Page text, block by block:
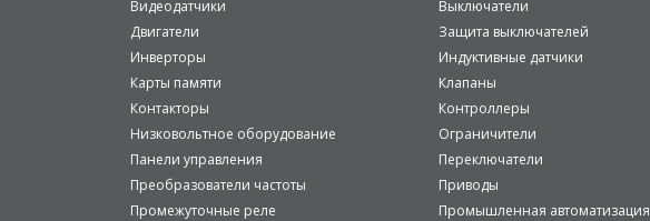
Видеодатчики
Выключатели
Двигатели
Защита выключателей
Инверторы
Индуктивные датчики
Карты памяти
Клапаны
Контакторы
Контроллеры
Низковольтное оборудование
Ограничители
Панели управления
Переключатели
Преобразователи частоты
Приводы
Промежуточные реле
Промышленная автоматизация